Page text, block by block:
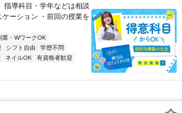
指導科目・学年などは相談
ーション ・前回の授業を
業・WワークOK
シフト自由
学歴不問
ネイルOK
有資格者歓迎